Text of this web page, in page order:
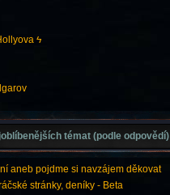
ϟ
témat (podle odpovědí)
aneb pojdme si navzájem děkovat
stránky, deníky - Beta